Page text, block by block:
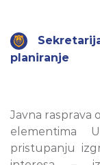
planiranje
Javna
elementima
pristupanju